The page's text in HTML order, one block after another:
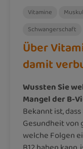
Vitamine
Schwangerschaft
Über
damit
Wussten Sie
Mangel der B-
Bekannt ist,
Gesundheit von
welche Folgen